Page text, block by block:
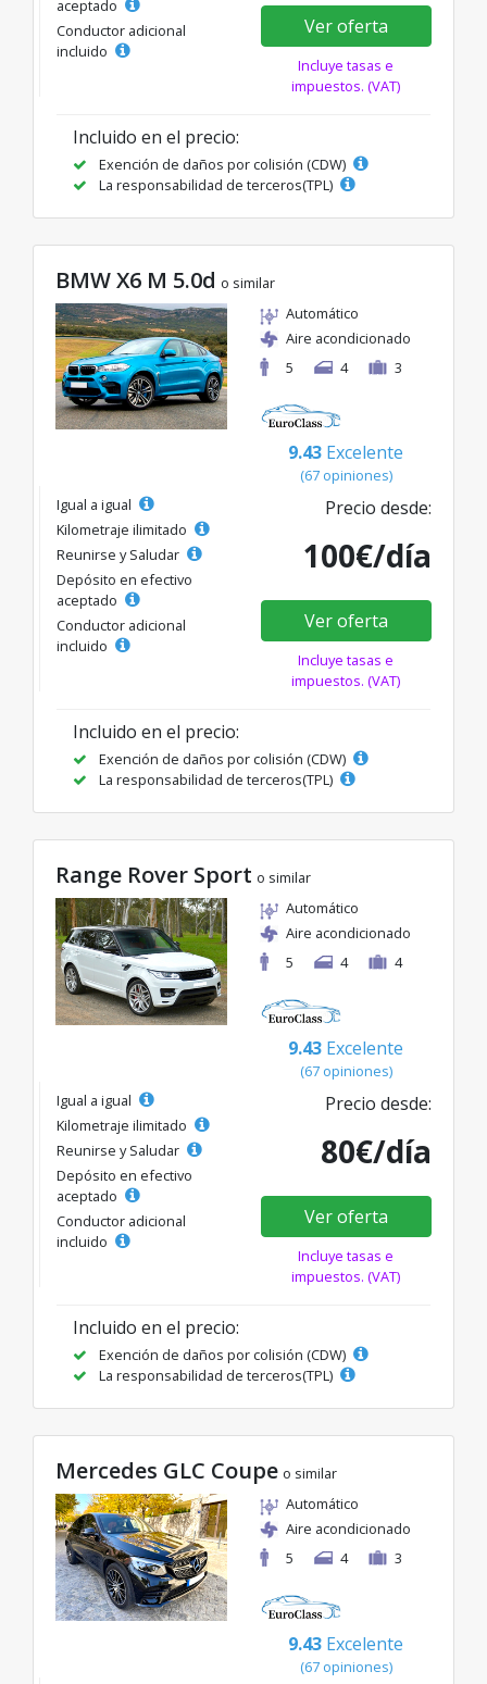
aceptado
Conductor adicional
incluido
Ver oferta
Incluye tasas e
impuestos. (VAT)
Incluido en el precio:
Exención de daños por colisión (CDW)
La responsabilidad de terceros(TPL)
BMW X6 M 5.0d o similar
Automático
Aire acondicionado
5
4 3
9.43 Excelente
(67 opiniones)
Igual a igual
Kilometraje ilimitado
Reunirse y Saludar
Depósito en efectivo
aceptado
Conductor adicional
incluido
Precio desde:
100€/día
Ver oferta
Incluye tasas e
impuestos. (VAT)
Incluido en el precio:
Exención de daños por colisión (CDW)
La responsabilidad de terceros(TPL)
Range Rover Sport o similar
Automático
Aire acondicionado
5
4 4
9.43 Excelente
(67 opiniones)
Igual a igual
Kilometraje ilimitado
Reunirse y Saludar
Depósito en efectivo
aceptado
Conductor adicional
incluido
Precio desde:
80€/día
Ver oferta
Incluye tasas e
impuestos. (VAT)
Incluido en el precio:
Exención de daños por colisión (CDW)
La responsabilidad de terceros(TPL)
Mercedes GLC Coupe o similar
Automático
Aire acondicionado
5
4 3
9.43 Excelente
(67 opiniones)